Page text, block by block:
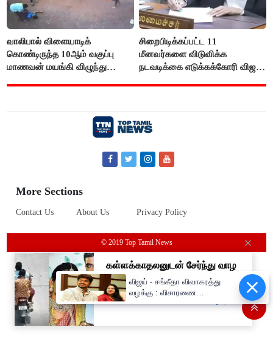
வாலிபால் விளையாடிக்
கொண்டிருந்த 10ஆம் வகுப்பு
மாணவன் மயங்கி விழுந்து
சிறைபிடிக்கப்பட்ட 11
மீனவர்களை விடுவிக்க
நடவடிக்கை எடுக்கக்கோரி விஜய்
More Sections
Contact Us About Us Privacy Policy
© 2019 Top Tamil News
விஜய் - சங்கீதா விவாகரத்து
வழக்கு : விசாரணை
ஒத்திவைப்பு..!!